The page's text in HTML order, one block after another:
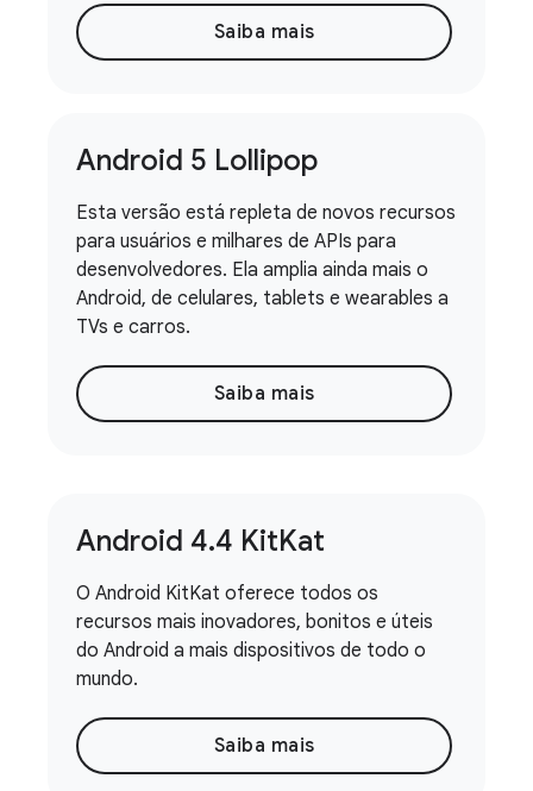
Saiba mais
Android 5 Lollipop
Esta versão está repleta de novos recursos
para usuários e milhares de APIs para
desenvolvedores. Ela amplia ainda mais o
Android, de celulares, tablets e wearables a
TVs e carros.
Saiba mais
Android 4.4 KitKat
O Android KitKat oferece todos os
recursos mais inovadores, bonitos e úteis
do Android a mais dispositivos de todo o
mundo.
Saiba mais